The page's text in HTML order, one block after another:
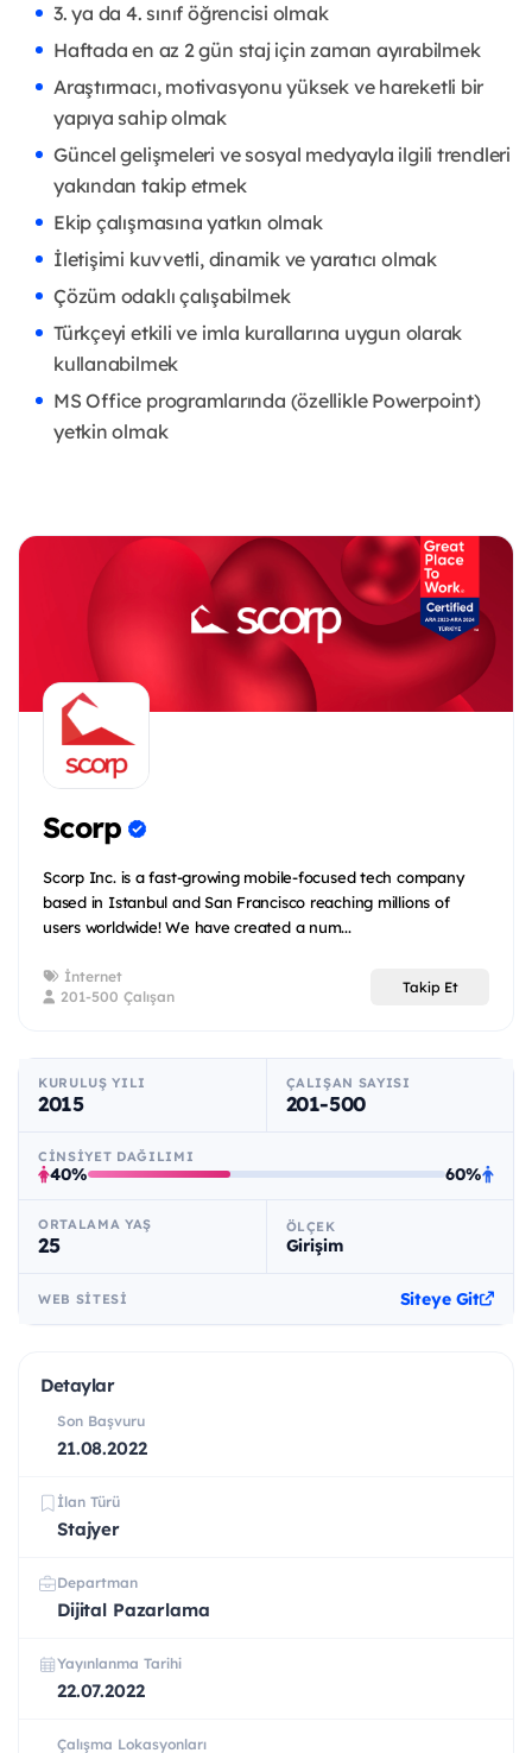
3. ya da 4. sınıf öğrencisi olmak
Haftada en az 2 gün staj için zaman ayırabilmek
Araştırmacı, motivasyonu yüksek ve hareketli bir
yapıya sahip olmak
Güncel gelişmeleri ve sosyal medyayla ilgili trendleri
yakından takip etmek
Ekip çalışmasına yatkın olmak
İletişimi kuvvetli, dinamik ve yaratıcı olmak
Çözüm odaklı çalışabilmek
Türkçeyi etkili ve imla kurallarına uygun olarak
kullanabilmek
MS Office programlarında (özellikle Powerpoint)
yetkin olmak
Scorp
Scorp Inc. is a fast-growing mobile-focused tech company
based in Istanbul and San Francisco reaching millions of
users worldwide! We have created a num...
İnternet
201-500 Çalışan
Takip Et
KURULUŞ YILI
2015
ÇALIŞAN SAYISI
201-500
CINSIYET DAĞILIMI
40% 60%
ORTALAMA YAŞ
25
ÖLÇEK
Girişim
WEB SITESI Siteye Git
Detaylar
Son Başvuru
21.08.2022
İlan Türü
Stajyer
Departman
Dijital Pazarlama
Yayınlanma Tarihi
22.07.2022
Çalışma Lokasyonları